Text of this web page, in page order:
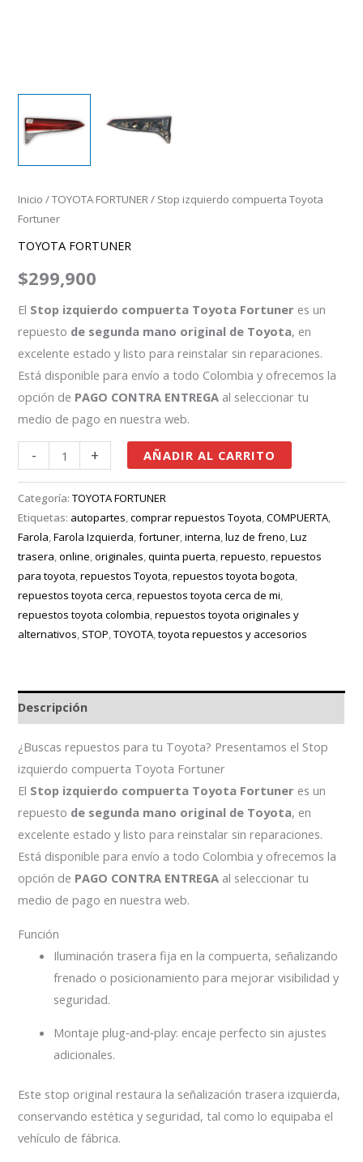
Inicio /TOYOTA FORTUNER/ Stop izquierdo compuerta Toyota
Fortuner
TOYOTA FORTUNER
$299,900
El Stop izquierdo compuerta Toyota Fortuner es un
repuesto de segunda mano original de Toyota, en
excelente estado y listo para reinstalar sin reparaciones.
Está disponible para envío a todo Colombia y ofrecemos la
opción de PAGO CONTRA ENTREGA al seleccionar tu
medio de pago en nuestra web.
- + AÑADIR AL CARRITO
Categoría:TOYOTA FORTUNER
Etiquetas: autopartes ,comprar repuestos Toyota ,COMPUERTA
Farola ,Farola Izquierda ,fortuner ,interna ,luz de freno ,Luz
trasera ,online ,originales ,quinta puerta ,repuesto ,repuestos
para toyota ,repuestos Toyota ,repuestos toyota bogota
repuestos toyota cerca ,repuestos toyota cerca de mi
repuestos toyota colombia ,repuestos toyota originales y
alternativos STOP ,TOYOTA ,toyota repuestos y accesorios
Descripción
¿Buscas repuestos para tu Toyota? Presentamos el Stop
izquierdo compuerta Toyota Fortuner
El Stop izquierdo compuerta Toyota Fortuner es un
repuesto de segunda mano original de Toyota, en
excelente estado y listo para reinstalar sin reparaciones.
Está disponible para envío a todo Colombia y ofrecemos la
opción de PAGO CONTRA ENTREGA al seleccionar tu
medio de pago en nuestra web.
Función
Iluminación trasera fija en la compuerta, señalizando
frenado o posicionamiento para mejorar visibilidad y
seguridad.
Montaje plug‑and‑play: encaje perfecto sin ajustes
adicionales.
Este stop original restaura la señalización trasera izquierda,
conservando estética y seguridad, tal como lo equipaba el
vehículo de fábrica.